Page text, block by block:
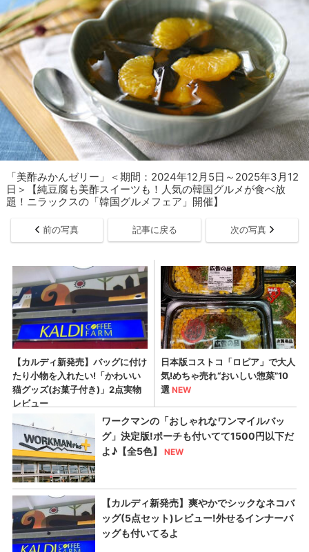
「美酢みかんゼリー」＜期間：2024年12月5日～2025年3月12
日＞【純豆腐も美酢スイーツも！人気の韓国グルメが食べ放
題！ニラックスの「韓国グルメフェア」開催】
前の写真 記事に戻る 次の写真